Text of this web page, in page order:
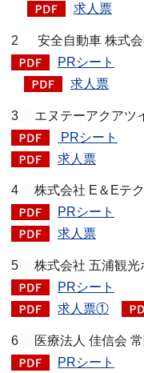
求人票
2 安全自動車 株式会
PRシート
求人票
3 エヌテーアクアツ
PRシート
求人票
4 株式会社 E＆Eテ
PRシート
求人票
5 株式会社 五浦観光
PRシート
求人票①
6
医療法人 佳信会
PRシート